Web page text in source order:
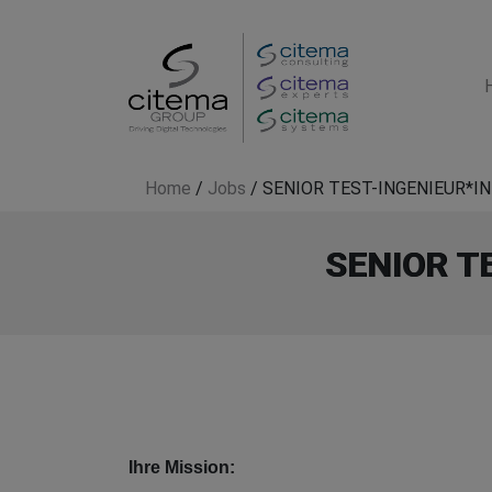
Home / Jobs / SENIOR TEST-
SENIOR
Ihre Mission: